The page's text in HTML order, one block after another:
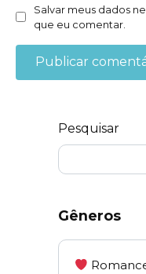
Salvar meus dados
que eu comentar.
Pesquisar
Gêneros